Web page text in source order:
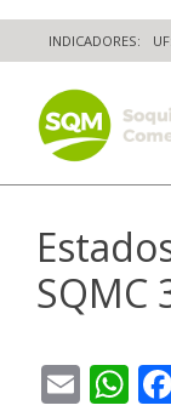
to
content
INDICADORES: UF:
The worldwide
SQMC